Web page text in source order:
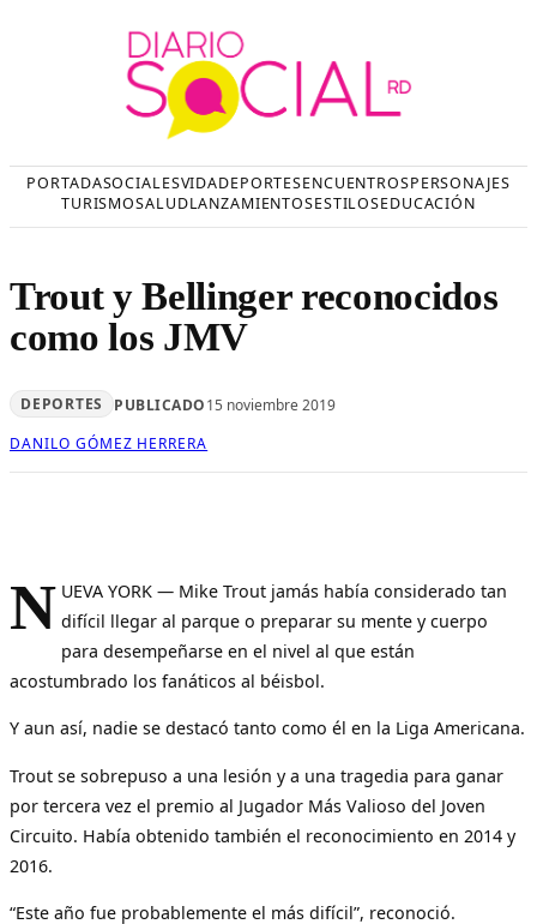
PORTADASOCIALESVIDADEPORTESENCUENTROSPERSONAJES
TURISMOSALUDLANZAMIENTOSESTILOSEDUCACIÓN
Trout y Bellinger reconocidos
como los JMV
DEPORTES PUBLICADO15 noviembre 2019
DANILO GÓMEZ HERRERA
N UEVA YORK — Mike Trout jamás había considerado tan
difícil llegar al parque o preparar su mente y cuerpo
para desempeñarse en el nivel al que están
acostumbrado los fanáticos al béisbol.
Y aun así, nadie se destacó tanto como él en la Liga Americana.
Trout se sobrepuso a una lesión y a una tragedia para ganar
por tercera vez el premio al Jugador Más Valioso del Joven
Circuito. Había obtenido también el reconocimiento en 2014 y
2016.
“Este año fue probablemente el más difícil”, reconoció.